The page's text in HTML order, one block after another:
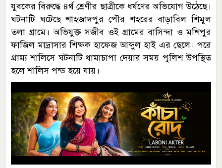
যুবকের বিরুদ্ধে ৪র্থ শ্রেণীর ছাত্রীকে ধর্ষণের অভিযোগ উঠেছে।
ঘটনাটি ঘটেছে শাহজাদপুর পৌর শহরের বাড়াবিল শিমুল
তলা গ্রামে। অভিযুক্ত সজীব ওই গ্রামের বাসিন্দা ও মশিপুর
ফাজিল মাদ্রাসার শিক্ষক হাফেজ আব্দুল হাই এর ছেলে। পরে
গ্রাম্য শালিসে ঘটনাটি ধামাচাপা দেয়ার সময় পুলিশ উপস্থিত
হলে শালিস পন্ড হয়ে যায়।